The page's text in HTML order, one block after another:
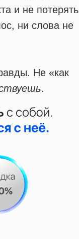
и не потерять
ни слова не
Не «как
.